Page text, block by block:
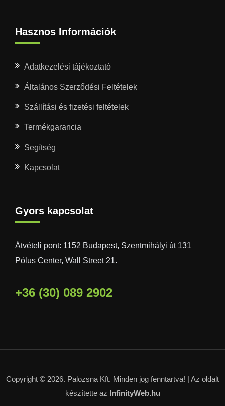
Hasznos Információk
Adatkezelési tájékoztató
Általános Szerződési Feltételek
Szállítási és fizetési feltételek
Termékgarancia
Segítség
Kapcsolat
Gyors kapcsolat
Átvételi pont: 1152 Budapest, Szentmihályi út 131
Pólus Center, Wall Street 21.
+36 (30) 089 2902
Copyright © 2026. Palozsna Kft. Minden jog fenntartva! | Az oldalt
készítette az InfinityWeb.hu